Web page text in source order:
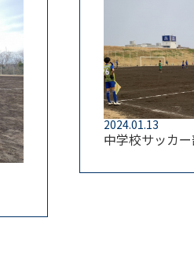
2024.01.13
中学校サッカ